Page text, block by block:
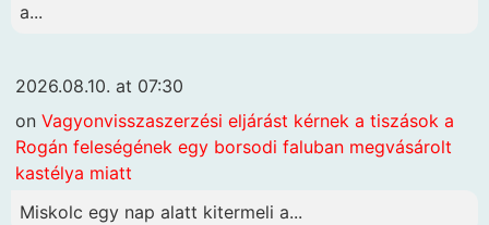
a...
2026.08.10. at 07:30
on Vagyonvisszaszerzési eljárást kérnek a tiszások a
Rogán feleségének egy borsodi faluban megvásárolt
kastélya miatt
Miskolc egy nap alatt kitermeli a...